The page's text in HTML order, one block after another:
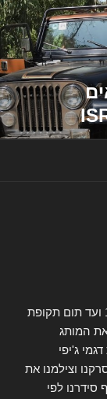
משנת 1970 ועד תום תקופת
המותג
ג'יפי
וצילמנו את
סידרנו לפי